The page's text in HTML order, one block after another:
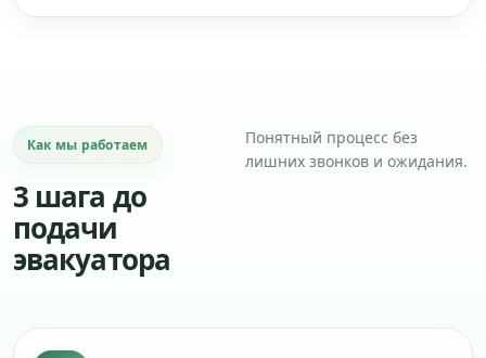
Как мы работаем
3 шага до
подачи
эвакуатора
Понятный процесс без
лишних звонков и ожидания.